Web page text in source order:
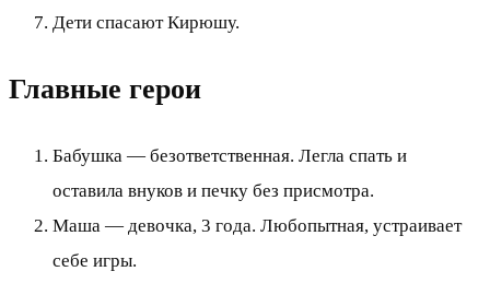
Дети спасают Кирюшу.
Главные герои
Бабушка — безответственная. Легла спать и
оставила внуков и печку без присмотра.
Маша — девочка, 3 года. Любопытная, устраивает
себе игры.